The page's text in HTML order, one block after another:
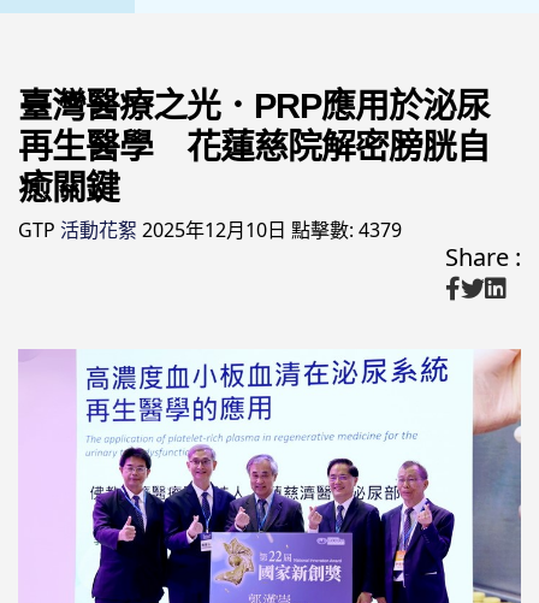
2025年最新肯定 慈濟骨髓幹細
胞中心再次通過ＷＭＤＡ國際進
【醫療、生醫國際合作 花蓮慈
院、台灣愛維盛、美國AbVision
2024-11-21 花蓮慈院李啟誠榮獲
「國際醫療典範獎」
2024.11.07 CAR-T細胞治療 給付
819萬
2024.08.13 恭賀細胞治療中心李
啟誠主任榮獲第九屆國際醫療典
範獎-個人獎
臺灣醫療之光．PRP應用於泌尿
再生醫學 花蓮慈院解密膀胱自
癒關鍵
GTP 活動花絮 2025年12月10日 點擊數: 4379
Share :